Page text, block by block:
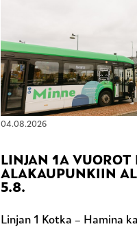
04.08.2026
LINJAN 1A
ALAKAUPUNKIIN
5.8.
Linjan 1 Kotka – Hamina